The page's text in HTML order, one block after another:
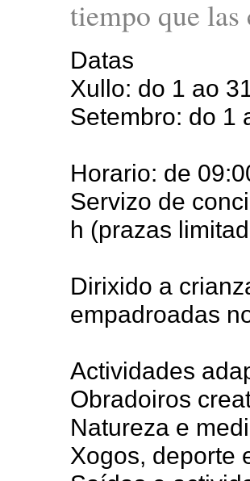
tiempo que
Datas
Xullo: do 1 ao
Setembro: do 1
Horario: de
Servizo de
h (prazas
Dirixido a
empadroadas
Actividades
Obradoiros
Natureza e
Xogos, deporte